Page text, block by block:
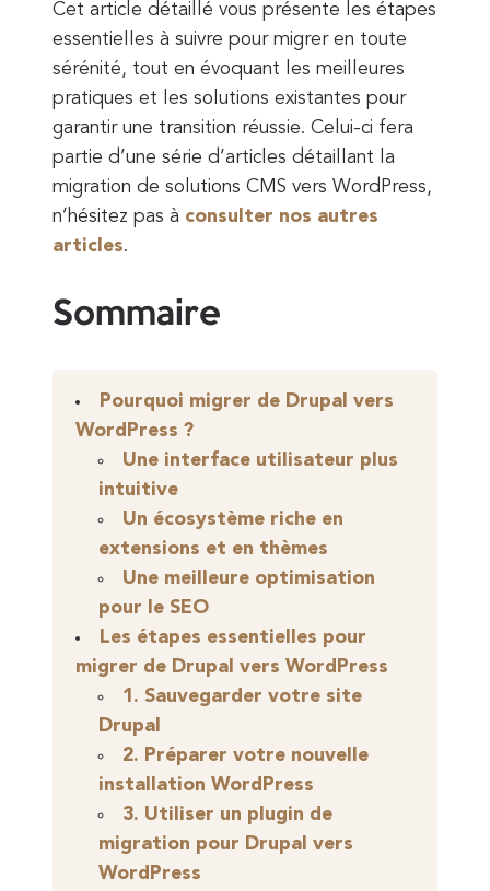
Cet article détaillé vous présente les étapes
essentielles à suivre pour migrer en toute
sérénité, tout en évoquant les meilleures
pratiques et les solutions existantes pour
garantir une transition réussie. Celui-ci fera
partie d’une série d’articles détaillant la
migration de solutions CMS vers WordPress,
n’hésitez pas à consulter nos autres
articles.
Sommaire
Pourquoi migrer de Drupal vers
WordPress ?
Une interface utilisateur plus
intuitive
Un écosystème riche en
extensions et en thèmes
Une meilleure optimisation
pour le SEO
Les étapes essentielles pour
migrer de Drupal vers WordPress
1. Sauvegarder votre site
Drupal
2. Préparer votre nouvelle
installation WordPress
3. Utiliser un plugin de
migration pour Drupal vers
WordPress